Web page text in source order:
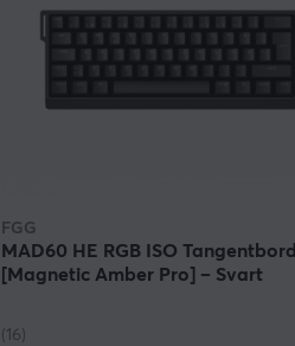
FGG
MAD60 HE RGB ISO Tangentbord
[Magnetic Amber Pro] – Svart
(16)